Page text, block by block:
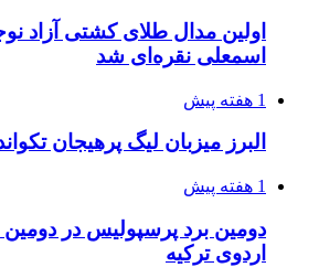
اولین مدال طلای کشتی آزاد
اسمعلی نقره‌ای شد
1 هفته پیش
البرز میزبان لیگ پرهیجان
1 هفته پیش
دومین برد پرسپولیس در دومین
اردوی ترکیه